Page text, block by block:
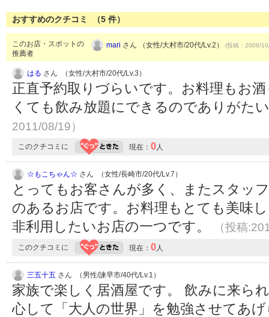
おすすめのクチコミ （5 件）
このお店・スポットの
推薦者
mari さん （女性/大村市/20代/Lv.2） (投稿：2008/
はる さん （女性/大村市/20代/Lv.3）
正直予約取りづらいです。お料理もお
くても飲み放題にできるのでありがた
2011/08/19）
このクチコミに 現在： 0人
☆もこちゃん☆ さん （女性/長崎市/20代/Lv.7）
とってもお客さんが多く、またスタッ
のあるお店です。お料理もとても美味
非利用したいお店の一つです。
（投稿
このクチコミに 現在： 0人
三五十五 さん （男性/諫早市/40代/Lv.1）
家族で楽しく居酒屋です。 飲みに来ら
心して「大人の世界」を勉強させてあ